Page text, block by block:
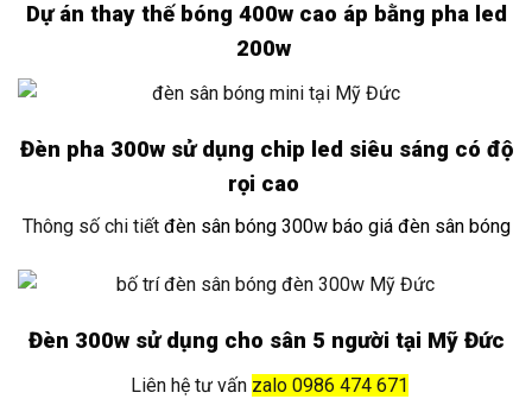
Dự án thay thế bóng 400w cao áp bằng pha led
200w
Đèn pha 300w sử dụng chip led siêu sáng có độ
rọi cao
Thông số chi tiết đèn sân bóng 300w báo giá đèn sân bóng
Đèn 300w sử dụng cho sân 5 người tại Mỹ Đức
Liên hệ tư vấn zalo 0986 474 671